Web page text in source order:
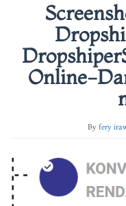
Online-
By fery